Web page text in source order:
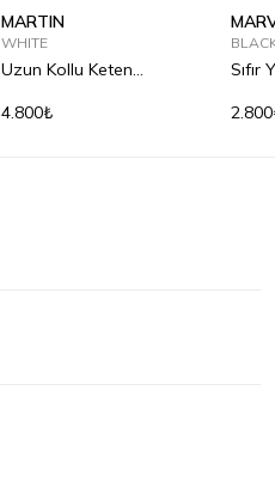
MARTIN
WHITE
Uzun Kollu Keten
4.800₺
Sıfır